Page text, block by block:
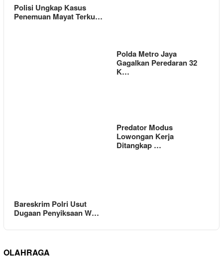
Polisi Ungkap Kasus
Penemuan Mayat Terku…
Polda Metro Jaya
Gagalkan Peredaran 32
K…
Bareskrim Polri Usut
Dugaan Penyiksaan W…
Predator Modus
Lowongan Kerja
Ditangkap …
OLAHRAGA